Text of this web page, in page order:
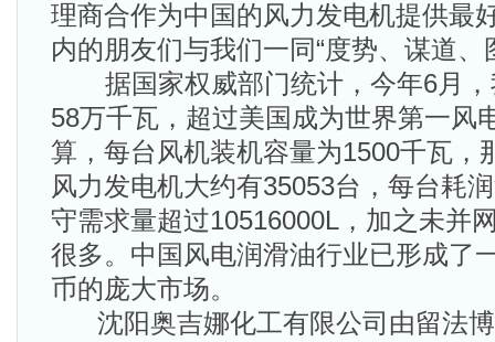
理商合作为中国的风力发电机提供最
内的朋友们与我们一同“度势、谋道、
据国家权威部门统计，今年6月，
58万千瓦，超过美国成为世界第一风
算，每台风机装机容量为1500千瓦，
风力发电机大约有35053台，每台耗
守需求量超过10516000L，加之未并
很多。中国风电润滑油行业已形成了
币的庞大市场。
沈阳奥吉娜化工有限公司由留法博